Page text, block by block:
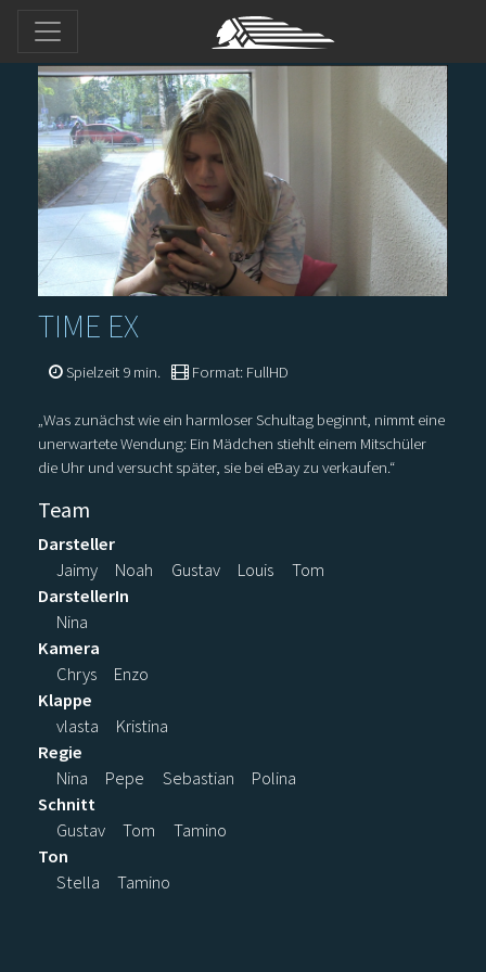
TIME EX
Spielzeit 9 min. Format: FullHD
„Was zunächst wie ein harmloser Schultag beginnt, nimmt eine
unerwartete Wendung: Ein Mädchen stiehlt einem Mitschüler
die Uhr und versucht später, sie bei eBay zu verkaufen.“
Team
Darsteller
Jaimy
Noah Gustav Louis
Tom
DarstellerIn
Nina
Kamera
Chrys
Enzo
Klappe
vlasta
Kristina
Regie
Nina
Pepe Sebastian
Polina
Schnitt
Gustav
Tom
Tamino
Ton
Stella
Tamino